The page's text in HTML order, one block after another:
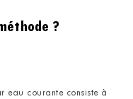
?
eau courante consiste à